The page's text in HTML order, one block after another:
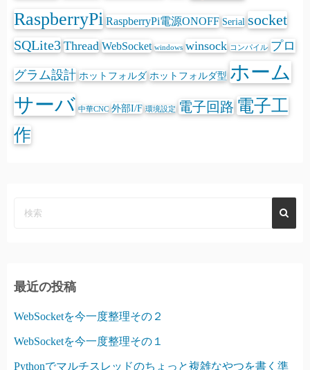
RaspberryPi RaspberryPi電源ONOFF Serial socket
SQLite3 Thread WebSocket windows winsock コンパイル プロ
グラム設計 ホットフォルダ ホットフォルダ型 ホーム
サーバ 中華CNC 外部I/F 環境設定 電子回路 電子工
作
最近の投稿
WebSocketを今一度整理その２
WebSocketを今一度整理その１
Pythonでマルチスレッドのちょっと複雑なやつを書く準